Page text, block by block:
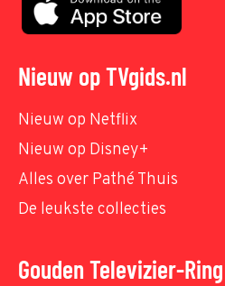
Nieuw op TVgids.nl
Nieuw op Netflix
Nieuw op Disney+
Alles over Pathé Thuis
De leukste collecties
Gouden Televizier-Ring